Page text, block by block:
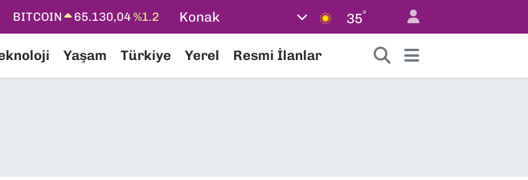
DOLAR 47,7106%0.17
STERLİN
64,4046%0.35
Konak 35°
Yaşam Türkiye Yerel Resmi İlanlar